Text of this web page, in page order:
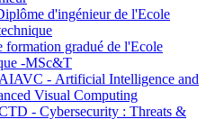
d'ingénieur de l'Ecole
formation gradué de l'Ecole
-MSc&T
- Artificial Intelligence and
Visual Computing
- Cybersecurity : Threats &